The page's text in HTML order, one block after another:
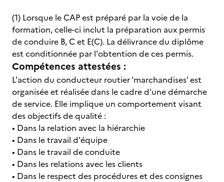
(1) Lorsque le CAP est préparé par la voie de la
formation, celle-ci inclut la préparation aux permis
de conduire B, C et E(C). La délivrance du diplôme
est conditionnée par l'obtention de ces permis.
Compétences attestées :
L'action du conducteur routier 'marchandises' est
organisée et réalisée dans le cadre d'une démarche
de service. Elle implique un comportement visant
des objectifs de qualité :
• Dans la relation avec la hiérarchie
• Dans le travail d'équipe
• Dans le travail de conduite
• Dans les relations avec les clients
• Dans le respect des procédures et des consignes